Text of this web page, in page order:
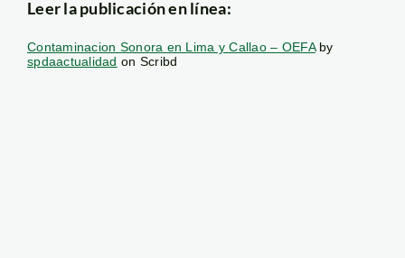
Leer la publicación en línea:
Contaminacion Sonora en Lima y Callao – OEFAby
spdaactualidad on Scribd